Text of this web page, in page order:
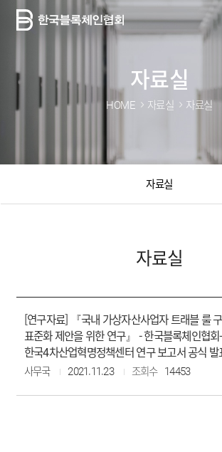
자료실
HOME 자료실 자료실
자료실
자료실
[연구자료] 『국내 가상자산사업자 트래블 룰
표준화 제안을 위한 연구』 - 한국블록체인협
한국4차산업혁명정책센터 연구 보고서 공식 발
사무국 2021.11.23 조회수 14453